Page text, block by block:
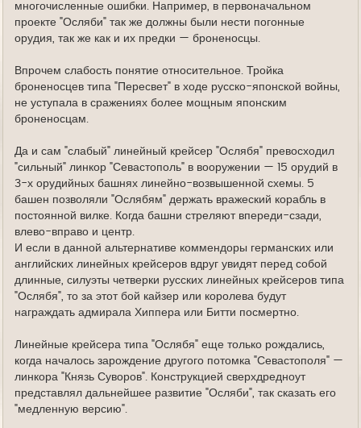
многочисленные ошибки. Например, в первоначальном
проекте "Осляби" так же должны были нести погонные
орудия, так же как и их предки — броненосцы.
Впрочем слабость понятие относительное. Тройка
броненосцев типа "Пересвет" в ходе русско-японской войны,
не уступала в сражениях более мощным японским
броненосцам.
Да и сам "слабый" линейный крейсер "Ослябя" превосходил
"сильный" линкор "Севастополь" в вооружении — 15 орудий в
3-х орудийных башнях линейно-возвышенной схемы. 5
башен позволяли "Ослябям" держать вражеский корабль в
постоянной вилке. Когда башни стреляют впереди-сзади,
влево-вправо и центр.
И если в данной альтернативе коммендоры германских или
английских линейных крейсеров вдруг увидят перед собой
длинные, силуэты четверки русских линейных крейсеров типа
"Ослябя", то за этот бой кайзер или королева будут
награждать адмирала Хиппера или Битти посмертно.
Линейные крейсера типа "Ослябя" еще только рождались,
когда началось зарождение другого потомка "Севастополя" —
линкора "Князь Суворов". Конструкцией сверхдредноут
представлял дальнейшее развитие "Осляби", так сказать его
"медленную версию".